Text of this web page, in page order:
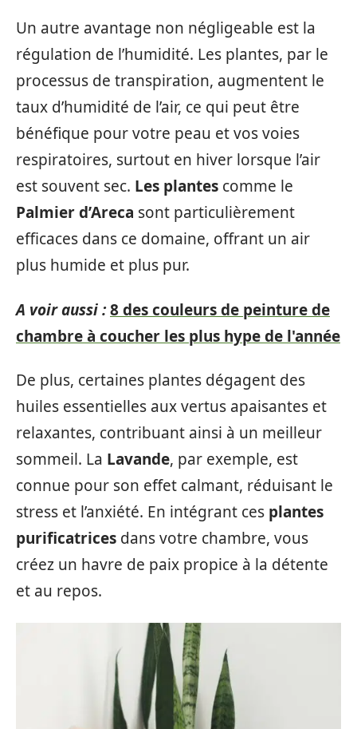
Un autre avantage non négligeable est la
régulation de l’humidité. Les plantes, par le
processus de transpiration, augmentent le
taux d’humidité de l’air, ce qui peut être
bénéfique pour votre peau et vos voies
respiratoires, surtout en hiver lorsque l’air
est souvent sec. Les plantes comme le
Palmier d’Areca sont particulièrement
efficaces dans ce domaine, offrant un air
plus humide et plus pur.
A voir aussi :8 des couleurs de peinture de
chambre à coucher les plus hype de l'année
De plus, certaines plantes dégagent des
huiles essentielles aux vertus apaisantes et
relaxantes, contribuant ainsi à un meilleur
sommeil. La Lavande, par exemple, est
connue pour son effet calmant, réduisant le
stress et l’anxiété. En intégrant ces plantes
purificatrices dans votre chambre, vous
créez un havre de paix propice à la détente
et au repos.